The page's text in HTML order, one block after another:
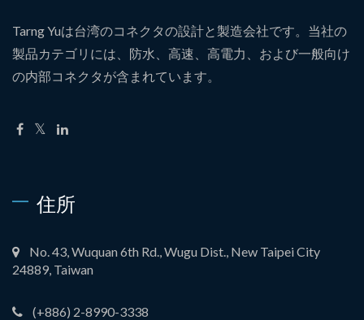
Tarng Yuは台湾のコネクタの設計と製造会社です。当社の
製品カテゴリには、防水、高速、高電力、および一般向け
の内部コネクタが含まれています。
住所
No. 43, Wuquan 6th Rd., Wugu Dist., New Taipei City
24889, Taiwan
(+886) 2-8990-3338